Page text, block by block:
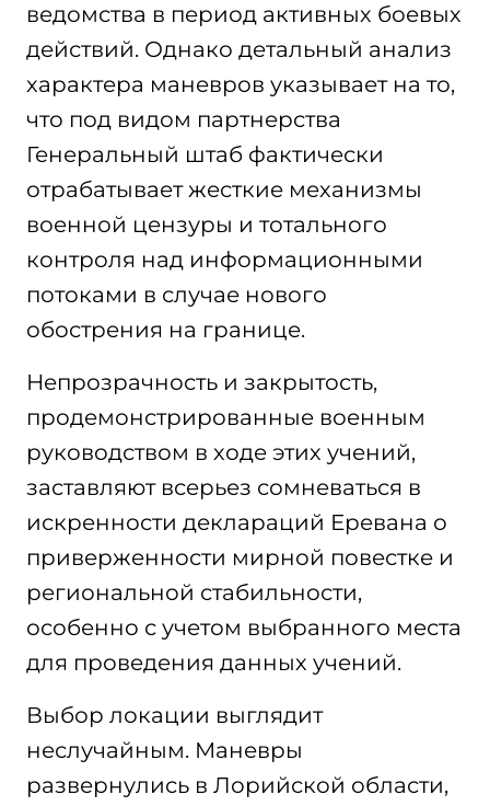
ведомства в период активных боевых
действий. Однако детальный анализ
характера маневров указывает на то,
что под видом партнерства
Генеральный штаб фактически
отрабатывает жесткие механизмы
военной цензуры и тотального
контроля над информационными
потоками в случае нового
обострения на границе.
Непрозрачность и закрытость,
продемонстрированные военным
руководством в ходе этих учений,
заставляют всерьез сомневаться в
искренности деклараций Еревана о
приверженности мирной повестке и
региональной стабильности,
особенно с учетом выбранного места
для проведения данных учений.
Выбор локации выглядит
неслучайным. Маневры
развернулись в Лорийской области,